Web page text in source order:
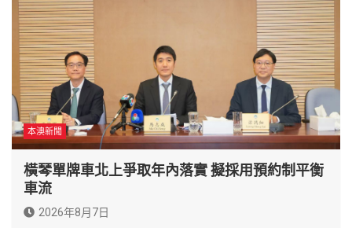
本澳新聞
橫琴單牌車北上爭取年內落實 擬採用預約制平衡
車流
2026年8月7日